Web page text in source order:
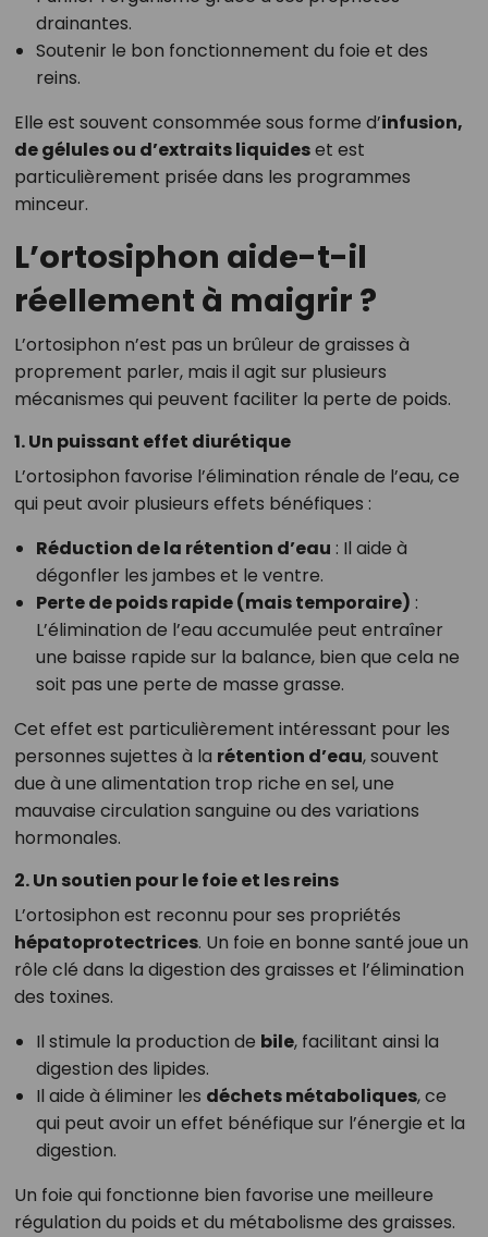
drainantes.
Soutenir le bon fonctionnement du foie et des
reins.
Elle est souvent consommée sous forme d’infusion,
de gélules ou d’extraits liquideset est
particulièrement prisée dans les programmes
minceur.
L’ortosiphon aide-t-il
réellement à maigrir ?
L’ortosiphon n’est pas un brûleur de graisses à
proprement parler, mais il agit sur plusieurs
mécanismes qui peuvent faciliter la perte de poids.
1. Un puissant effet diurétique
L’ortosiphon favorise l’élimination rénale de l’eau, ce
qui peut avoir plusieurs effets bénéfiques :
Réduction de la rétention d’eau : Il aide à
dégonfler les jambes et le ventre.
Perte de poids rapide (mais temporaire) :
L’élimination de l’eau accumulée peut entraîner
une baisse rapide sur la balance, bien que cela ne
soit pas une perte de masse grasse.
Cet effet est particulièrement intéressant pour les
personnes sujettes à la rétention d’eau, souvent
due à une alimentation trop riche en sel, une
mauvaise circulation sanguine ou des variations
hormonales.
2. Un soutien pour le foie et les reins
L’ortosiphon est reconnu pour ses propriétés
hépatoprotectrices. Un foie en bonne santé joue un
rôle clé dans la digestion des graisses et l’élimination
des toxines.
Il stimule la production de bile, facilitant ainsi la
digestion des lipides.
Il aide à éliminer les déchets métaboliques, ce
qui peut avoir un effet bénéfique sur l’énergie et la
digestion.
Un foie qui fonctionne bien favorise une meilleure
régulation du poids et du métabolisme des graisses.